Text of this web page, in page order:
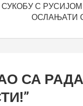
СУКОБУ С
ОСЛАЊАТИ
СА
”